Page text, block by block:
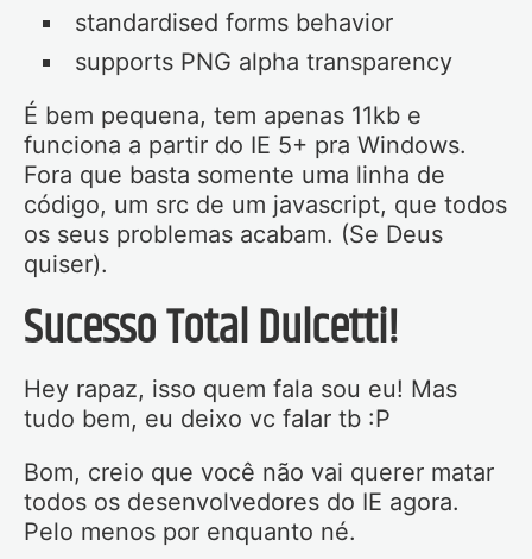
standardised forms behavior
supports PNG alpha transparency
É bem pequena, tem apenas 11kb e
funciona a partir do IE 5+ pra Windows.
Fora que basta somente uma linha de
código, um src de um javascript, que todos
os seus problemas acabam. (Se Deus
quiser).
Sucesso Total Dulcetti!
Hey rapaz, isso quem fala sou eu! Mas
tudo bem, eu deixo vc falar tb :P
Bom, creio que você não vai querer matar
todos os desenvolvedores do IE agora.
Pelo menos por enquanto né.